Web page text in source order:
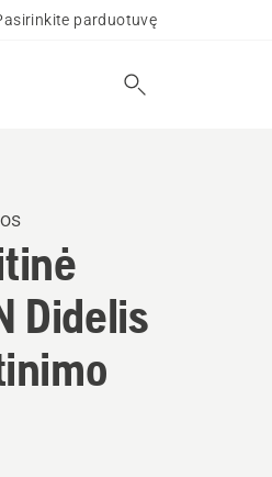
parduotuvę
Didelis